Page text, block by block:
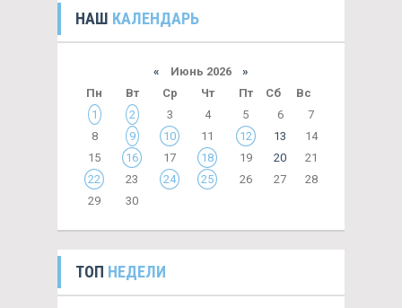
НАШ КАЛЕНДАРЬ
« Июнь 2026 »
Пн
Вт Ср Чт Пт Сб
Вс
1
2 3 4 5 6
7
8
9 10 11 12 13
14
15
16 17 18 19 20
21
22
23 24 25 26 27
28
29
30
ТОП НЕДЕЛИ